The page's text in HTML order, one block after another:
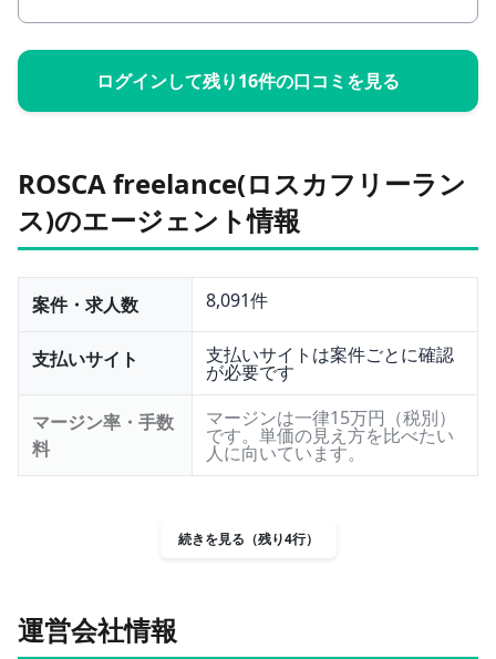
ログインして残り16件の口コミを見る
ROSCA freelance(ロスカフリーラン
ス)のエージェント情報
案件・求人数 8,091件
支払いサイト 支払いサイトは案件ごとに確認
が必要です
マージン率・手数
料
マージンは一律15万円（税別）
です。単価の見え方を比べたい
人に向いています。
続きを見る（残り4行）
運営会社情報